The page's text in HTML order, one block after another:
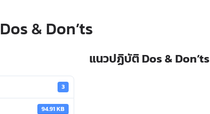
& Don’ts
3
94.91 KB
แนวปฏิบัติ Dos & Don’ts